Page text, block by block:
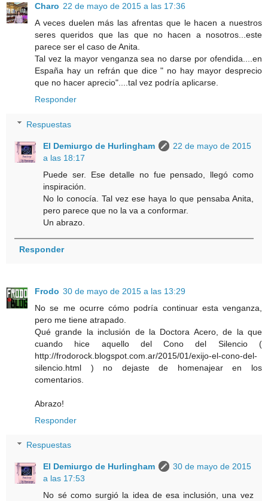
Charo 22 de mayo de 2015 a las 17:36
A veces duelen más las afrentas que le hacen a nuestros
seres queridos que las que no hacen a nosotros...este
parece ser el caso de Anita.
Tal vez la mayor venganza sea no darse por ofendida....en
España hay un refrán que dice " no hay mayor desprecio
que no hacer aprecio"....tal vez podría aplicarse.
Responder
Respuestas
El Demiurgo de Hurlingham
22 de mayo de 2015
a las 18:17
Puede ser. Ese detalle no fue pensado, llegó como
inspiración.
No lo conocía. Tal vez ese haya lo que pensaba Anita,
pero parece que no la va a conformar.
Un abrazo.
Responder
Frodo 30 de mayo de 2015 a las 13:29
No se me ocurre cómo podría continuar esta venganza,
pero me tiene atrapado.
Qué grande la inclusión de la Doctora Acero, de la que
cuando hice aquello del Cono del Silencio (
http://frodorock.blogspot.com.ar/2015/01/exijo-el-cono-del-
silencio.html ) no dejaste de homenajear en los
comentarios.
Abrazo!
Responder
Respuestas
El Demiurgo de Hurlingham
30 de mayo de 2015
a las 17:53
No sé como surgió la idea de esa inclusión, una vez